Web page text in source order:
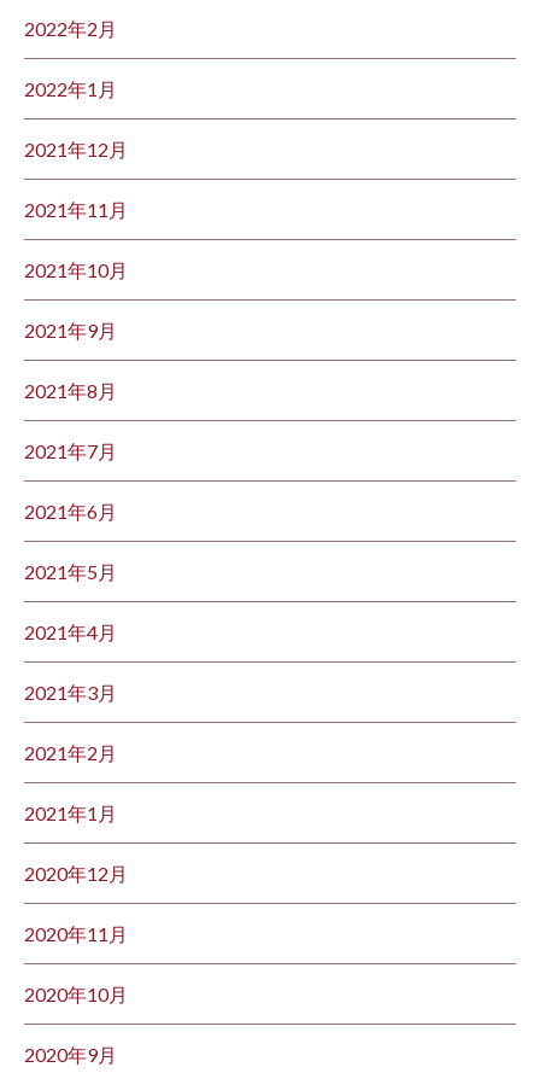
2022年2月
2022年1月
2021年12月
2021年11月
2021年10月
2021年9月
2021年8月
2021年7月
2021年6月
2021年5月
2021年4月
2021年3月
2021年2月
2021年1月
2020年12月
2020年11月
2020年10月
2020年9月